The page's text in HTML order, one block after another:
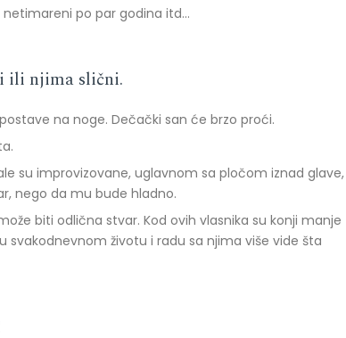
netimareni po par godina itd…
ili njima slični.
na noge. Dečački san će brzo proći.
su improvizovane, uglavnom sa pločom iznad glave,
nego da mu bude hladno.
biti odlična stvar. Kod ovih vlasnika su konji manje
svakodnevnom životu i radu sa njima više vide šta